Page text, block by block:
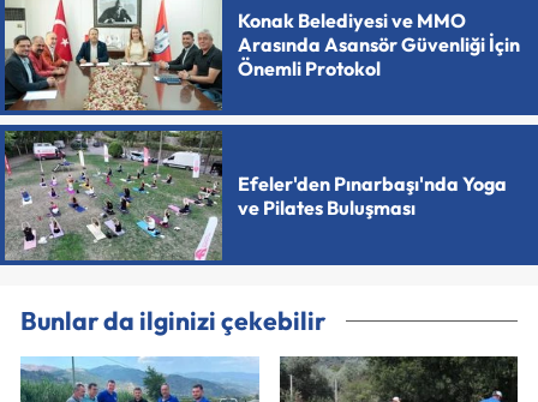
Konak Belediyesi ve MMO
Arasında Asansör Güvenliği İçin
Önemli Protokol
Efeler'den Pınarbaşı'nda Yoga
ve Pilates Buluşması
Bunlar da ilginizi çekebilir